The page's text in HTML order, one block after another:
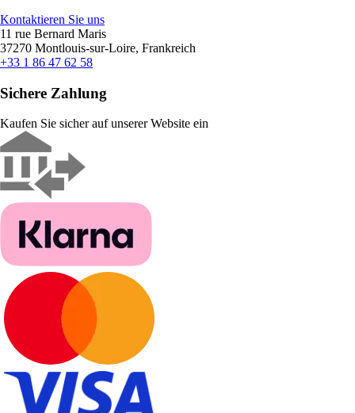
Kontaktieren Sie uns
11 rue Bernard Maris
37270 Montlouis-sur-Loire, Frankreich
+33 1 86 47 62 58
Sichere Zahlung
Kaufen Sie sicher auf unserer Website ein